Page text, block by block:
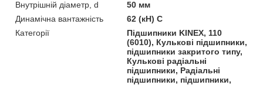
Внутрішній діаметр, d
50 мм
Динамічна вантажність
62 (кН) C
Категорії
Підшипники KINEX, 110
(6010), Кулькові підшипники,
підшипники закритого типу,
Кулькові радіальні
підшипники, Радіальні
підшипники, підшипники,